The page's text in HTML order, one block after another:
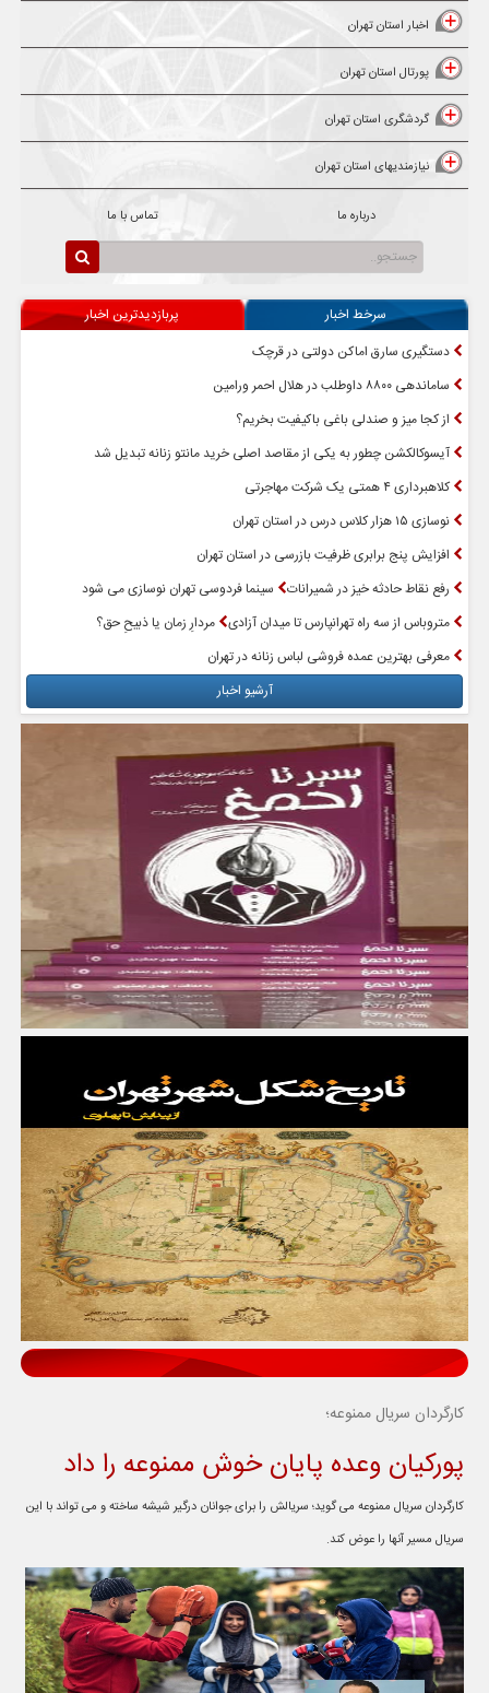
اخبار استان تهران
پورتال استان تهران
گردشگری استان تهران
نیازمندیهای استان تهران
درباره ما تماس با ما
سرخط اخبار
پربازدیدترین اخبار
دستگیری سارق اماکن دولتی در قرچک
ساماندهی ۸۸۰۰ داوطلب در هلال احمر ورامین
از کجا میز و صندلی باغی باکیفیت بخریم؟
آیسوکالکشن چطور به یکی از مقاصد اصلی خرید مانتو زنانه تبدیل شد
کلاهبرداری ۴ همتی یک شرکت مهاجرتی
نوسازی ۱۵ هزار کلاس درس در استان تهران
افزایش پنج برابری ظرفیت بازرسی در استان تهران
رفع نقاط حادثه خیز در شمیرانات
سینما فردوسی تهران نوسازی می شود
متروباس از سه راه تهرانپارس تا میدان آزادی مردارِ زمان یا ذبیحِ حق؟
معرفی بهترین عمده فروشی لباس زنانه در تهران
آرشیو اخبار
کارگردان سریال ممنوعه؛
پورکیان وعده پایان خوش ممنوعه را داد
کارگردان سریال ممنوعه می گوید؛ سریالش را برای جوانان درگیر شیشه ساخته و می تواند با این
سریال مسیر آنها را عوض کند.